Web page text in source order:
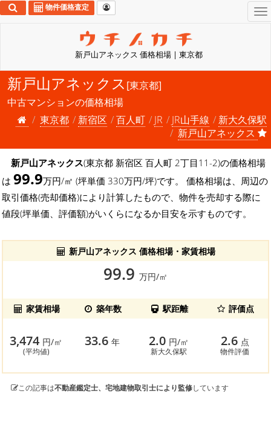
新戸山アネックス 価格相場 | 東京都
物件価格査定
新戸山アネックス [東京都]
中古マンションの価格相場
東京都
新宿区 百人町 JR JR山手線
新大久保駅
新戸山アネックス
新戸山アネックス(東京都 新宿区 百人町 2丁目11-2)の価格相場
は 99.9万円/㎡ (坪単価 330万円/坪)です。 価格相場は、周辺の
取引価格(売却価格)により計算したもので、物件を売却する際に
値段(坪単価、評価額)がいくらになるか目安を示すものです。
新戸山アネックス 価格相場・家賃相場
99.9 万円/㎡
家賃相場 築年数 駅距離 評価点
3,474 円/㎡
(平均値)
33.6年 2.0 円/㎡
新大久保駅
2.6 点
物件評価
この記事は不動産鑑定士、宅地建物取引士により監修しています